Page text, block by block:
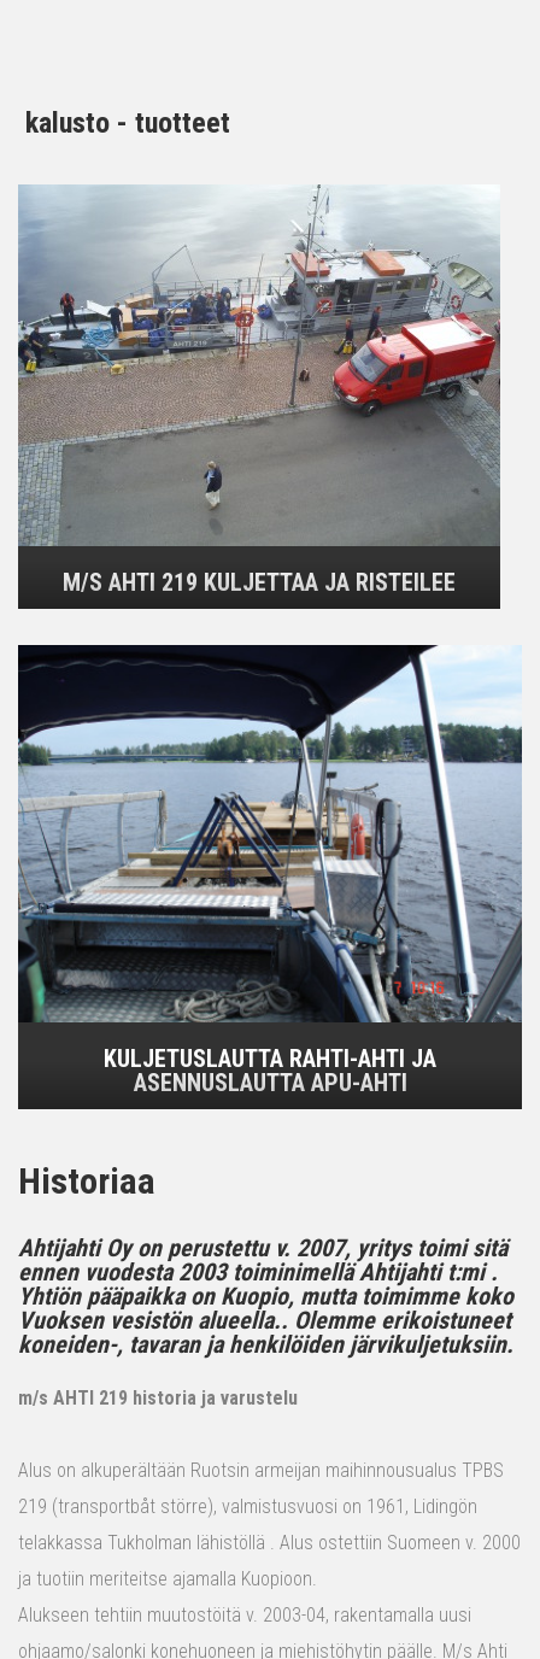
kalusto - tuotteet
M/S AHTI 219 KULJETTAA JA RISTEILEE
KULJETUSLAUTTA RAHTI-AHTI JA
ASENNUSLAUTTA APU-AHTI
Historiaa
Ahtijahti Oy on perustettu v. 2007, yritys toimi sitä
ennen vuodesta 2003 toiminimellä Ahtijahti t:mi .
Yhtiön pääpaikka on Kuopio, mutta toimimme koko
Vuoksen vesistön alueella.. Olemme erikoistuneet
koneiden-, tavaran ja henkilöiden järvikuljetuksiin.
m/s AHTI 219 historia ja varustelu
Alus on alkuperältään Ruotsin armeijan maihinnousualus TPBS
219 (transportbåt större), valmistusvuosi on 1961, Lidingön
telakkassa Tukholman lähistöllä . Alus ostettiin Suomeen v. 2000
ja tuotiin meriteitse ajamalla Kuopioon.
Alukseen tehtiin muutostöitä v. 2003-04, rakentamalla uusi
ohjaamo/salonki konehuoneen ja miehistöhytin päälle. M/s Ahti